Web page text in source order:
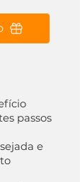
passos
e